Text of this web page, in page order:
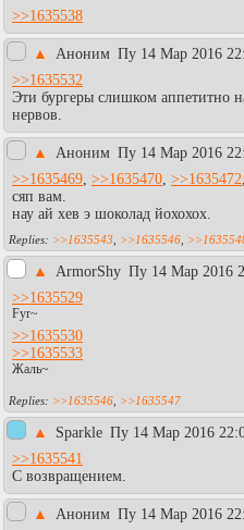
>>1635538
▲ Аноним Пy 14 Мар 2016
>>1635532
Эти бургеры слишком аппетитно
нервов.
▲ Аноним Пy 14 Мар 2016
>>1635469 >>1635470 >>1635472
сяп вам.
нау ай хев э шоколад йохохох.
>>1635543 >>1635546
▲ АrmоrShy Пy 14 Мар 2016
>>1635529
Fyr~
>>1635530
>>1635533
Жаль~
>>1635546 >>1635547
▲ Sparkle Пy 14 Мар 2016
>>1635541
С возвращением.
▲ Аноним Пy 14 Мар 2016